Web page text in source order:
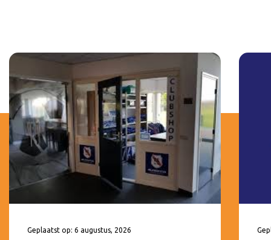
Geplaatst op: 6 augustus, 2026